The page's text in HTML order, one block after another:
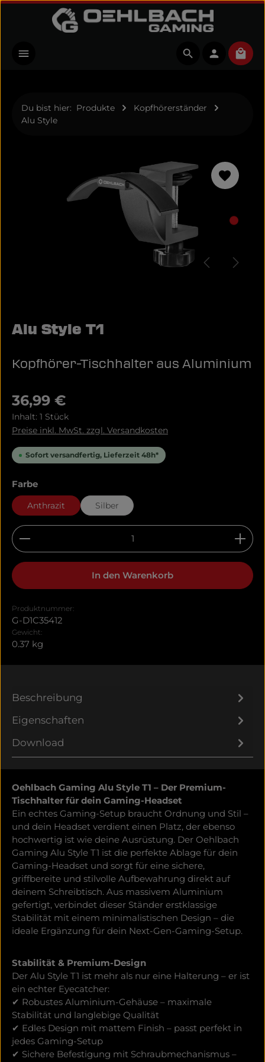
Zum Hauptinhalt springen
Du bist hier: Produkte
Kopfhörerständer
Alu Style
Alu Style T1
Kopfhörer-Tischhalter aus Aluminium
Regulärer Preis:
36,99 €
Inhalt: 1 Stück
Preise inkl. MwSt. zzgl. Versandkosten
Sofort versandfertig, Lieferzeit 48h*
Farbeauswählen
Anthrazit Silber
Produkt Anzahl: Gib den gewünschten Wert
In den Warenkorb
Produktnummer:
G-D1C35412
Gewicht:
0.37 kg
Beschreibung
Eigenschaften
Download
Oehlbach Gaming Alu Style T1 – Der Premium-
Tischhalter für dein Gaming-Headset
Ein echtes Gaming-Setup braucht Ordnung und Stil –
und dein Headset verdient einen Platz, der ebenso
hochwertig ist wie deine Ausrüstung. Der Oehlbach
Gaming Alu Style T1 ist die perfekte Ablage für dein
Gaming-Headset und sorgt für eine sichere,
griffbereite und stilvolle Aufbewahrung direkt auf
deinem Schreibtisch. Aus massivem Aluminium
gefertigt, verbindet dieser Ständer erstklassige
Stabilität mit einem minimalistischen Design – die
ideale Ergänzung für dein Next-Gen-Gaming-Setup.
Stabilität & Premium-Design
Der Alu Style T1 ist mehr als nur eine Halterung – er ist
ein echter Eyecatcher:
✔ Robustes Aluminium-Gehäuse – maximale
Stabilität und langlebige Qualität
✔ Edles Design mit mattem Finish – passt perfekt in
jedes Gaming-Setup
✔ Sichere Befestigung mit Schraubmechanismus –